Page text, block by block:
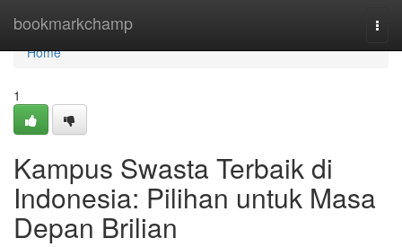
bookmarkchamp
Home
Home
1
Kampus Swasta Terbaik di
Indonesia: Pilihan untuk Masa
Depan Brilian